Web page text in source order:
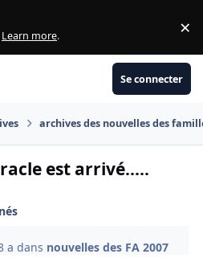
Learn more. ×
Se connecter
archives des nouvelles des
est arrivé.....
a dans nouvelles des FA 2007